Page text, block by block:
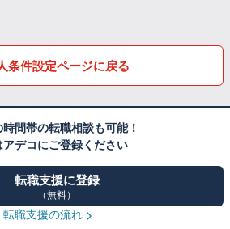
条件設定ページに戻る
間帯の転職相談も可能！
アデコにご登録ください
転職支援に登録
（無料）
転職支援の流れ